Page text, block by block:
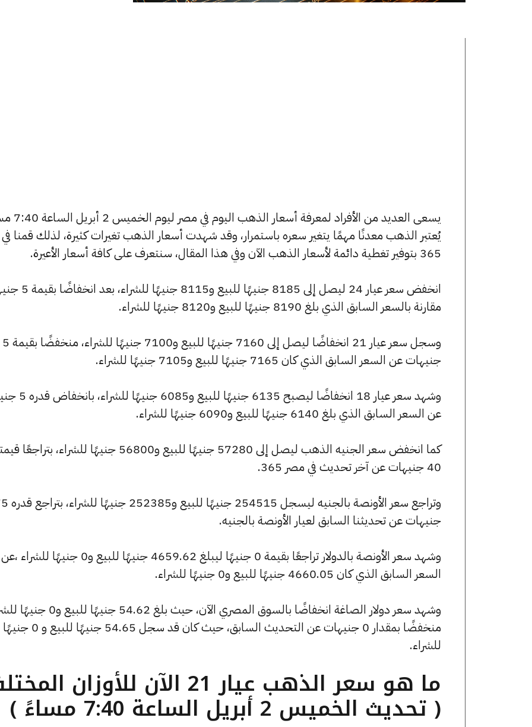
يسعى العديد من الأفراد
يُعتبر الذهب معدنًا مهمًا يتغير سعره باستمرار، وقد شهدت أسعار الذهب تغيرات كثيرة، لذلك قمنا
365 بتوفير تغطية دائمة لأسعار الذهب الآن وفي هذا المقال، سنتعرف على كافة أسعار الأعيرة.
انخفض سعر عيار 24 ليصل إلى 8185 جنيهًا
مقارنة بالسعر السابق الذي بلغ 8190 جنيهًا للبيع و8120 جنيهًا للشراء.
وسجل سعر عيار 21 انخفاضًا ليصل إلى 7160 جنيهًا للبيع و7100 جنيهًا للشراء، منخفضًا بقيمة 5
جنيهات عن السعر السابق الذي كان 7165 جنيهًا للبيع و7105 جنيهًا للشراء.
وشهد سعر عيار 18 انخفاضًا ليصبح
عن السعر السابق الذي بلغ 6140 جنيهًا للبيع و6090 جنيهًا للشراء.
كما انخفض سعر الجنيه الذهب ليصل إلى 57280 جنيهًا للبيع و56800 جنيهًا للشراء،
40 جنيهات عن آخر تحديث في مصر 365.
وتراجع سعر الأونصة
جنيهات عن تحديثنا السابق لعيار الأونصة بالجنيه.
وشهد سعر الأونصة بالدولار تراجعًا بقيمة 0 جنيهًا ليبلغ 4659.62 جنيهًا للبيع و0 جنيهًا للشراء ،عن
السعر السابق الذي كان 4660.05 جنيهًا للبيع و0 جنيهًا للشراء.
وشهد سعر دولار الصاغة انخفاضًا بالسوق المصري الآن، حيث بلغ 54.62
منخفضًا بمقدار 0 جنيهات عن التحديث السابق، حيث كان قد سجل 54.65 جنيهًا للبيع و 0 جنيهًا
للشراء.
ما هو سعر الذهب عيار 21 الآن للأوزان
( تحديث الخميس 2 أبريل الساعة 7:40 مساءً )